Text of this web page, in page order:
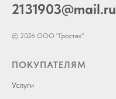
2131903@mail.ru
© 2026 ООО "Гростех"
ПОКУПАТЕЛЯМ
Услуги